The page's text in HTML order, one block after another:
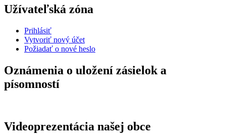
Užívateľská zóna
Prihlásiť
Vytvoriť nový účet
Požiadať o nové heslo
Oznámenia o uložení zásielok a
písomností
Videoprezentácia našej obce